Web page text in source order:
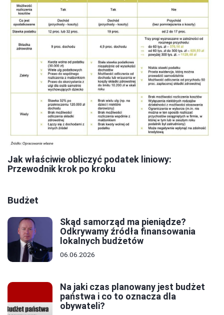
Jak właściwie obliczyć podatek liniowy:
Przewodnik krok po kroku
Budżet
Skąd samorząd ma pieniądze?
Odkrywamy źródła finansowania
lokalnych budżetów
06.06.2026
Na jaki czas planowany jest budżet
państwa i co to oznacza dla
obywateli?